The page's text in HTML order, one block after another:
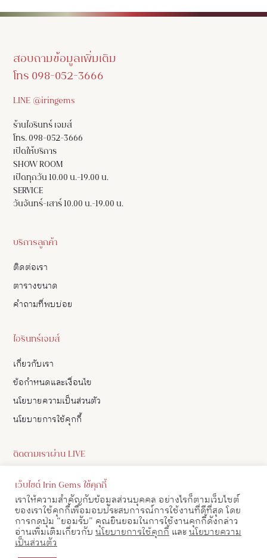
สอบถามข้อมูลเพิ่มเติม
โทร 098-052-3666
LINE @iringems
ร้านไอรินทร์ เจมส์
โทร. 098-052-3666
เปิดให้บริการ
SHOW ROOM
เปิดทุกวัน 10.00 น.-19.00 น.
SERVICE
วันจันทร์-เสาร์ 10.00 น.-19.00 น.
บริการลูกค้า
ติดต่อเรา
ตารางขนาด
คำถามที่พบบ่อย
ไอรินทร์เจมส์
เกี่ยวกับเรา
ข้อกำหนดและเงื่อนไข
นโยบายความเป็นส่วนตัว
นโยบายการใช้คุกกี้
ติดตามเราผ่าน LIVE
ดูอัปเดตสินค้า และ เลือกซื้อสินค้าผ่าน LIVE ของเราทาง Facebook
ได้
ดูตาราง LIVE
เว็บไซต์ Irin Gems ใช้คุกกี้
เราให้ความสำคัญกับข้อมูลส่วนบุคคล อย่างไรก็ตามเว็บไซต์
ของเราใช้คุกกี้เพื่อมอบประสบการณ์การใช้งานที่ดีที่สุด โดย
การกดปุ่ม “ยอมรับ” คุณยินยอมในการใช้งานคุกกี้ดังกล่าว
อ่านเพิ่มเติมเกี่ยวกับ นโยบายการใช้คุกกี้ และนโยบายความ
เป็นส่วนตัว